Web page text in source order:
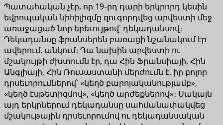
Պատահական չէր, որ 19-րդ դարի երկրորդ կեսին
եվրոպական նիհիլիզմը զուգորդվեց արվեստի մեջ
առաջացած նոր երեւույթով՝ դեկադանսով։
Դեկադանսը ֆրանսերեն բառացի նշանակում էր
ավերում, անկում։ Դա նախին արվեստի ու
մշակույթի ժխտումն էր, դա Հին Ֆրանսիայի, Հին
Անգլիայի, Հին Ռուսաստանի մերժումն է, իր բոլոր
դրսեւորումներով՝ «կեղծ բարոյականությամբ»,
«կեղծ էսթետիզմով», «կեղծ արժեքներով»։ Սակայն
այդ երկրներում դեկադանսը սահմանափակվեց
մշակութային դրսեւորումով ու դեկադանսական